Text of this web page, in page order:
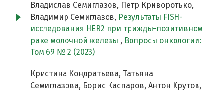
Владислав Семиглазов, Петр Криворотько,
Владимир Семиглазов, Результаты FISH-
исследования HER2 при трижды-позитивном
раке молочной железы , Вопросы онкологии:
Том 69 № 2 (2023)
Кристина Кондратьева, Татьяна
Семиглазова, Борис Каспаров, Антон Крутов,